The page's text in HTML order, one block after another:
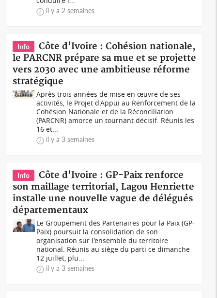
il y a 2 semaines
Info
Côte d'Ivoire : Cohésion nationale,
le PARCNR prépare sa mue et se projette
vers 2030 avec une ambitieuse réforme
stratégique
Après trois années de mise en œuvre de ses
activités, le Projet d'Appui au Renforcement de la
Cohésion Nationale et de la Réconciliation
(PARCNR) amorce un tournant décisif. Réunis les
16 et...
il y a 3 semaines
Info
Côte d'Ivoire : GP-Paix renforce
son maillage territorial, Lagou Henriette
installe une nouvelle vague de délégués
départementaux
Le Groupement des Partenaires pour la Paix (GP-
Paix) poursuit la consolidation de son
organisation sur l'ensemble du territoire
national. Réunis au siège du parti ce dimanche
12 juillet, plu...
il y a 3 semaines